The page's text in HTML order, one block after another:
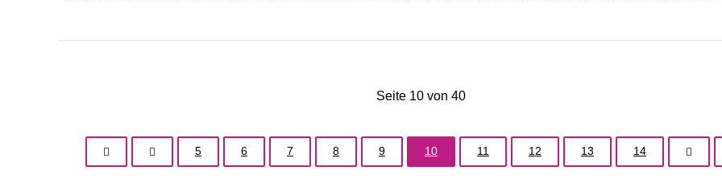
Seite 10 von 40
5 6 7 8 9 10 11 12 13 14